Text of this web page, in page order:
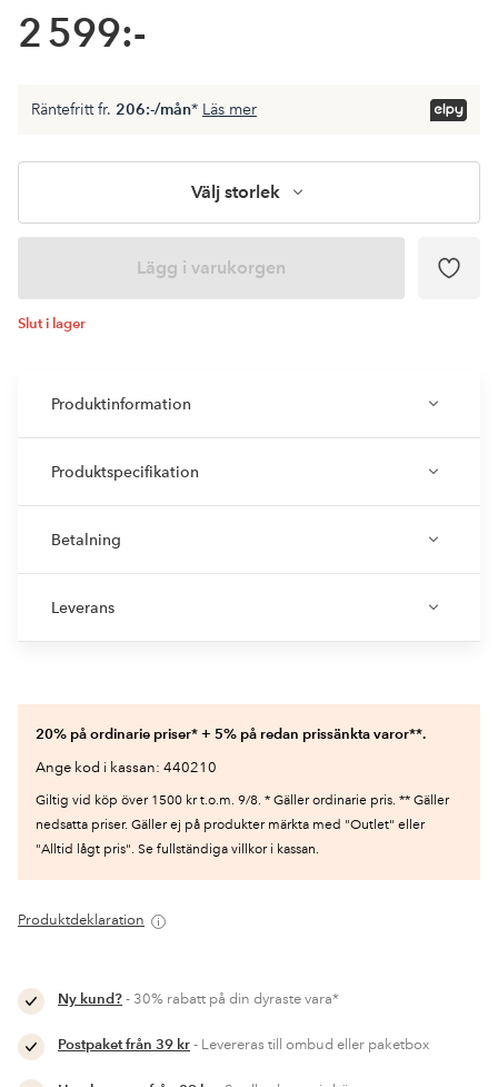
2 599:-
Räntefritt fr. 206:-/mån* Läs mer
Välj storlek
Lägg i varukorgen
Slut i lager
Produktinformation
Produktspecifikation
Betalning
Leverans
20% på ordinarie priser* + 5% på redan prissänkta varor**.
Ange kod i kassan: 440210
Giltig vid köp över 1500 kr t.o.m. 9/8. * Gäller ordinarie pris. ** Gäller
nedsatta priser. Gäller ej på produkter märkta med "Outlet" eller
"Alltid lågt pris". Se fullständiga villkor i kassan.
Produktdeklaration
Ny kund?- 30% rabatt på din dyraste vara*
Postpaket från 39 kr- Levereras till ombud eller paketbox